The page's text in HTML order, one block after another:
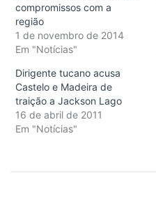
compromissos com a
região
1 de novembro de 2014
Em "Notícias"
Dirigente tucano acusa
Castelo e Madeira de
traição a Jackson Lago
16 de abril de 2011
Em "Notícias"